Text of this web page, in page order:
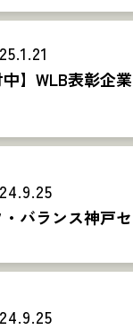
中】WLB表彰企
バランス神戸